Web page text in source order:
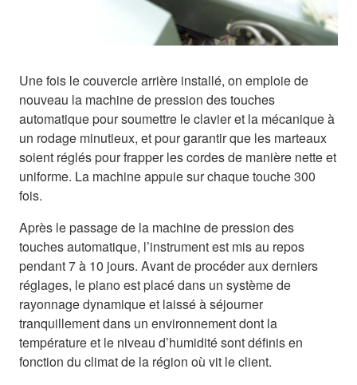
Une fois le couvercle arrière installé, on emploie de
nouveau la machine de pression des touches
automatique pour soumettre le clavier et la mécanique à
un rodage minutieux, et pour garantir que les marteaux
soient réglés pour frapper les cordes de manière nette et
uniforme. La machine appuie sur chaque touche 300
fois.
Après le passage de la machine de pression des
touches automatique, l’instrument est mis au repos
pendant 7 à 10 jours. Avant de procéder aux derniers
réglages, le piano est placé dans un système de
rayonnage dynamique et laissé à séjourner
tranquillement dans un environnement dont la
température et le niveau d’humidité sont définis en
fonction du climat de la région où vit le client.